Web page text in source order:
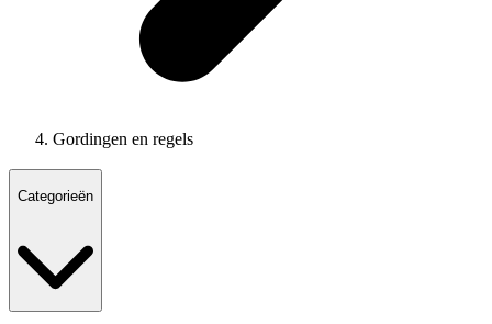
Gordingen en regels
Categorieën